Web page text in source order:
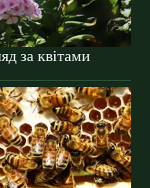
за квітами